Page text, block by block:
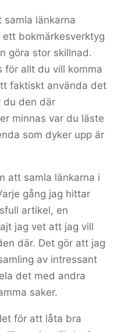
länkarna
bokmärkesverktyg
göra stor skillnad.
för allt du vill komma
faktiskt använda det
du den där
minnas var du läste
som dyker upp är
att samla länkarna i
gång jag hittar
artikel, en
jag vet att jag vill
där. Det gör att jag
av intressant
det med andra
saker.
för att låta bra